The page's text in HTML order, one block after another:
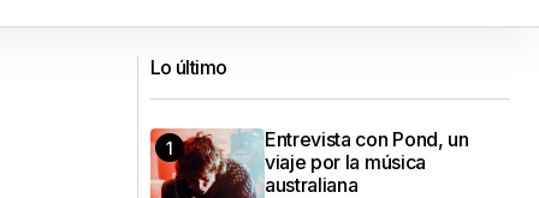
luego de siete años
Lo último
Entrevista con Pond, un
viaje por la música
australiana